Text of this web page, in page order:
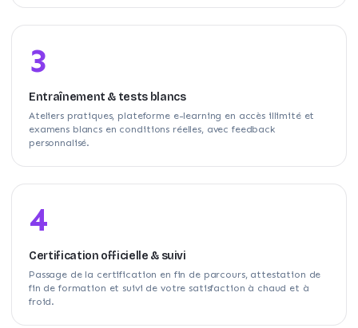
3
Entraînement & tests blancs
Ateliers pratiques, plateforme e-learning en accès illimité et
examens blancs en conditions réelles, avec feedback
personnalisé.
4
Certification officielle & suivi
Passage de la certification en fin de parcours, attestation de
fin de formation et suivi de votre satisfaction à chaud et à
froid.